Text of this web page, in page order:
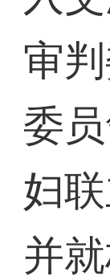
审
委
妇
并